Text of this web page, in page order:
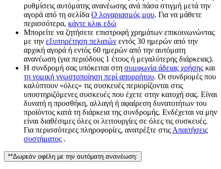
ρυθμίσεις αυτόματης ανανέωσης ανά πάσα στιγμή μετά την
αγορά από τη σελίδα Ο λογαριασμός μου. Για να μάθετε
περισσότερα, κάντε κλικ εδώ
Μπορείτε να ζητήσετε επιστροφή χρημάτων επικοινωνώντας
με την εξυπηρέτηση πελατών εντός 30 ημερών από την
αρχική αγορά ή εντός 60 ημερών από την αυτόματη
ανανέωση (για περιόδους 1 έτους ή μεγαλύτερης διάρκειας).
Η συνδρομή σας υπόκειται στη συμφωνία άδειας χρήσης και
τη νομική γνωστοποίηση περί απορρήτου. Οι συνδρομές που
καλύπτουν «όλες» τις συσκευές περιορίζονται στις
υποστηριζόμενες συσκευές που έχετε στην κατοχή σας. Είναι
δυνατή η προσθήκη, αλλαγή ή αφαίρεση δυνατοτήτων του
προϊόντος κατά τη διάρκεια της συνδρομής. Ενδέχεται να μην
είναι διαθέσιμες όλες οι λειτουργίες σε όλες τις συσκευές.
Για περισσότερες πληροφορίες, ανατρέξτε στις Απαιτήσεις
συστήματος .
**Δωρεάν οφέλη με την αυτόματη ανανέωση: